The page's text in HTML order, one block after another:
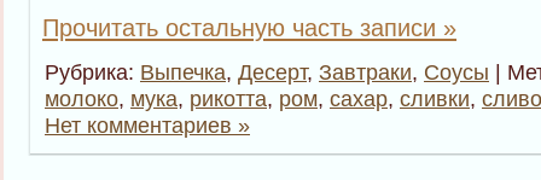
Прочитать остальную часть записи »
Рубрика: Выпечка, Десерт, Завтраки, Соусы |
молоко, мука, рикотта, ром, сахар, сливки,
Нет комментариев »